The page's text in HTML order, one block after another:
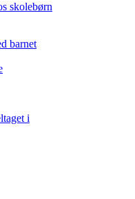
skolebørn
barnet
i